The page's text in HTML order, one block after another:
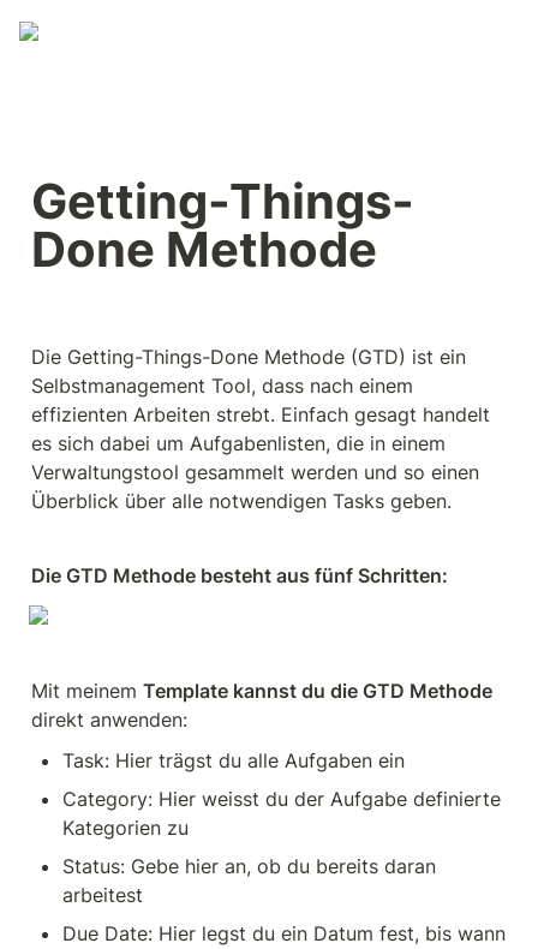
Getting-Things-
Done Methode
Die Getting-Things-Done Methode (GTD) ist ein
Selbstmanagement Tool, dass nach einem
effizienten Arbeiten strebt. Einfach gesagt handelt
es sich dabei um Aufgabenlisten, die in einem
Verwaltungstool gesammelt werden und so einen
Überblick über alle notwendigen Tasks geben.
Die GTD Methode besteht aus fünf Schritten:
Mit meinem Template kannst du die GTD Methode
direkt anwenden:
Task: Hier trägst du alle Aufgaben ein
Category: Hier weisst du der Aufgabe definierte
Kategorien zu
Status: Gebe hier an, ob du bereits daran
arbeitest
Due Date: Hier legst du ein Datum fest, bis wann